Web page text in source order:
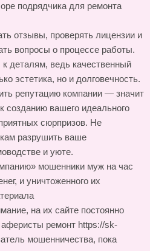
подрядчика для ремонта
отзывы, проверять лицензии и
вопросы о процессе работы.
деталям, ведь качественный
эстетика, но и долговечность.
репутацию компании — значит
созданию вашего идеального
сюрпризов. Не
разрушить ваше
и уюте.
мошенники муж на час
и уничтоженного их
на их сайте постоянно
аферисты ремонт https://sk-
мошенничества, пока